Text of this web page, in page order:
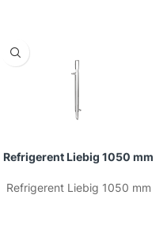
Refrigerent Liebig 1050 mm
Refrigerent Liebig 1050 mm